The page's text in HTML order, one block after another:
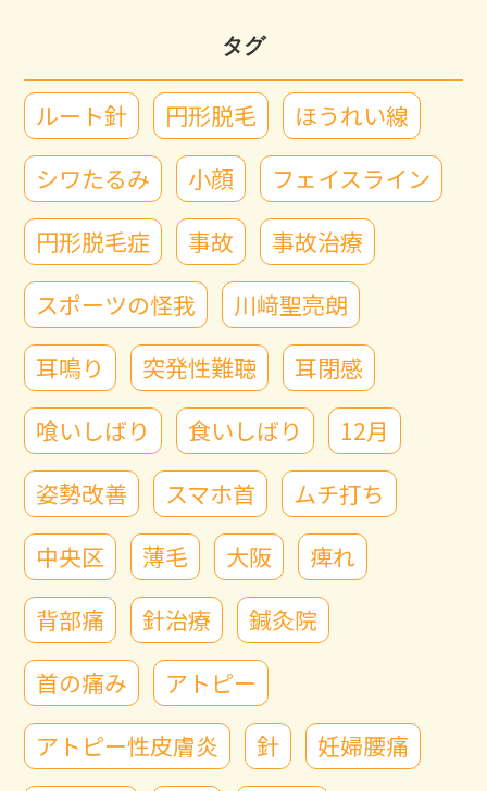
タグ
ルート針 円形脱毛
ほうれい線
シワたるみ
小顔
フェイスライン
円形脱毛症
事故
事故治療
スポーツの怪我
川﨑聖亮朗
耳鳴り
突発性難聴
耳閉感
喰いしばり
食いしばり
12月
姿勢改善
スマホ首
ムチ打ち
中央区
薄毛 大阪
痺れ
背部痛
針治療
鍼灸院
首の痛み
アトピー
アトピー性皮膚炎
針
妊婦腰痛